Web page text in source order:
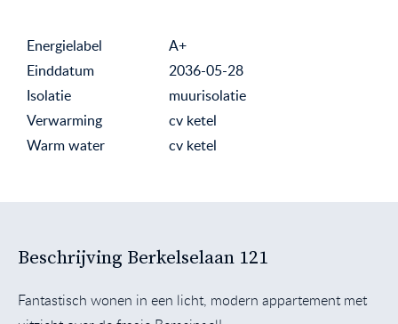
Energielabel
A+
Einddatum
2036-05-28
Isolatie
muurisolatie
Verwarming
cv ketel
Warm water
cv ketel
Beschrijving Berkelselaan 121
Fantastisch wonen in een licht, modern appartement met